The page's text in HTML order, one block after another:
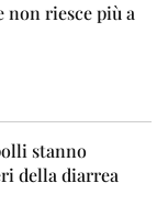
non riesce più a
stanno
della diarrea